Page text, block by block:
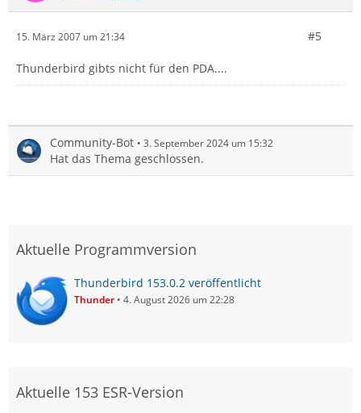
15. März 2007 um 21:34 #5
Thunderbird gibts nicht für den PDA....
Community-Bot 3. September 2024 um 15:32
Hat das Thema geschlossen.
Aktuelle Programmversion
Thunderbird 153.0.2 veröffentlicht
Thunder 4. August 2026 um 22:28
Aktuelle 153 ESR-Version